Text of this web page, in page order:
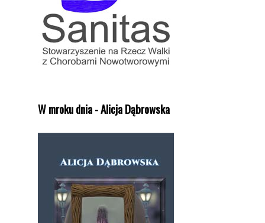
W mroku dnia - Alicja Dąbrowska